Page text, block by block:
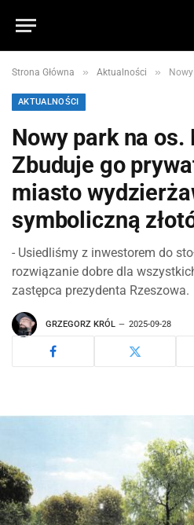
Strona Główna » Aktualności » Nowy park na
AKTUALNOŚCI
Nowy park na os.
Zbuduje go
miasto
symboliczną
- Usiedliśmy z inwestorem do
rozwiązanie dobre dla
zastępca prezydenta Rzeszowa.
GRZEGORZ KRÓL 2025-09-28